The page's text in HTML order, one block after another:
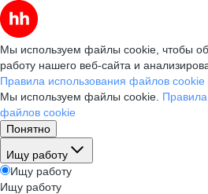
Мы используем файлы cookie, чтобы
работу нашего веб-сайта и
Правила использования файлов cookie
Мы используем файлы cookie.
файлов cookie
Понятно
Ищу работу
Ищу работу
Ищу работу